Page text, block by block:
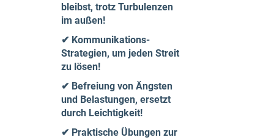
bleibst, trotz Turbulenzen
im außen!
✔ Kommunikations-
Strategien, um jeden Streit
zu lösen!
✔ Befreiung von Ängsten
und Belastungen, ersetzt
durch Leichtigkeit!
✔ Praktische Übungen zur